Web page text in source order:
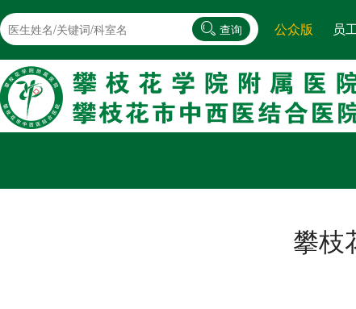
查询 公众版 员
攀枝